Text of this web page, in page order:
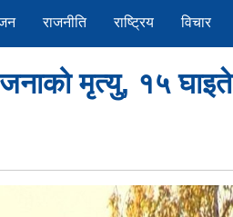
राजनीति राष्ट्रिय विचार
मृत्यु, १५ घाइते